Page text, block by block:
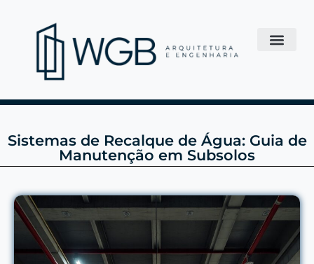
Sistemas de Recalque de Água: Guia de
Manutenção em Subsolos